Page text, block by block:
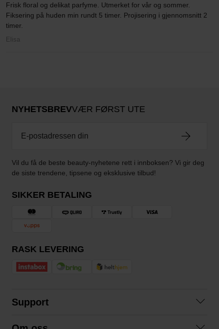
Frisk floral og delikat parfyme. Utmerket for vår og sommer.
Fiksering på huden min rundt 5 timer. Projisering i gjennomsnitt 2
timer.
Elisa
NYHETSBREVVÆR FØRST UTE
Vil du få de beste beauty-nyhetene rett i innboksen? Vi gir deg
de siste trendene, tipsene og eksklusive tilbud!
SIKKER BETALING
RASK LEVERING
Support